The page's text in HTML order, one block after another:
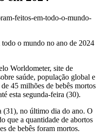
todo o mundo no ano de 2024
Worldometer, site de
saúde, população global e
45 milhões de bebês mortos
esta segunda-feira (30).
(31), no último dia do ano. O
que a quantidade de abortos
de bebês foram mortos.